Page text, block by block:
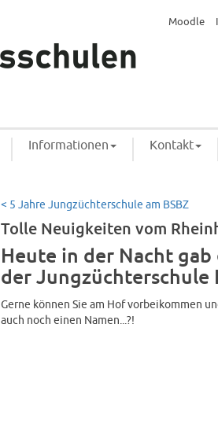
Moodle
Informationen Kontakt
< 5 Jahre Jungzüchterschule am BSBZ
Tolle Neuigkeiten vom
Heute in der Nacht
der Jungzüchterschule
Gerne können Sie am Hof vorbeikommen
auch noch einen Namen...?!